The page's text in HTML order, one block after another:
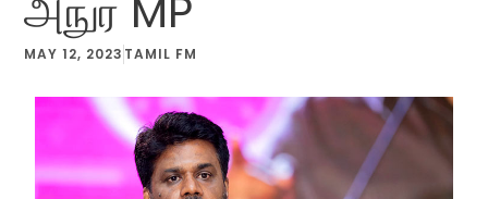
அநுர MP
MAY 12, 2023 TAMIL FM